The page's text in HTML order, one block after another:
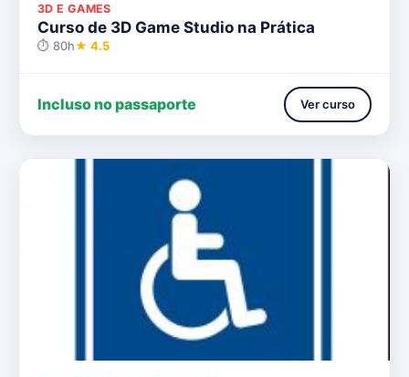
3D E GAMES
Curso de 3D Game Studio na Prática
⏱ 80h★ 4.5
Incluso no passaporte Ver curso